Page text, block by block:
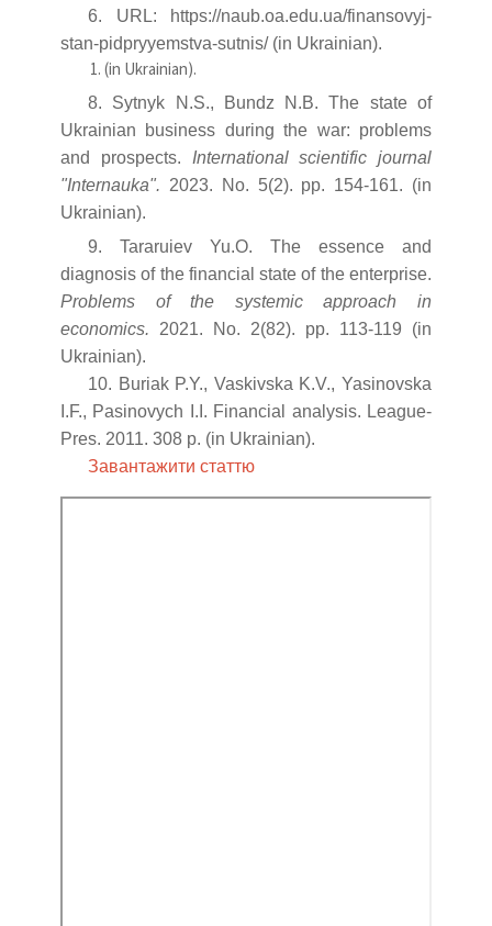
6. URL: https://naub.oa.edu.ua/finansovyj-
stan-pidpryyemstva-sutnis/ (in Ukrainian).
(in Ukrainian).
8. Sytnyk N.S., Bundz N.B. The state of
Ukrainian business during the war: problems
and prospects. International scientific journal
"Internauka". 2023. No. 5(2). pp. 154-161. (in
Ukrainian).
9. Tararuiev Yu.O. The essence and
diagnosis of the financial state of the enterprise.
Problems of the systemic approach in
economics. 2021. No. 2(82). pp. 113-119 (in
Ukrainian).
10. Buriak P.Y., Vaskivska K.V., Yasinovska
I.F., Pasinovych I.I. Financial analysis. League-
Pres. 2011. 308 p. (in Ukrainian).
Завантажити статтю